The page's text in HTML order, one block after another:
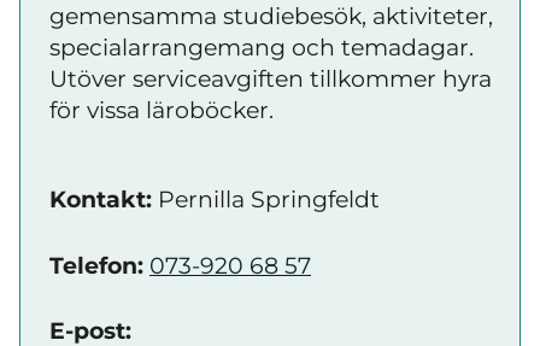
gemensamma studiebesök, aktiviteter,
specialarrangemang och temadagar.
Utöver serviceavgiften tillkommer hyra
för vissa läroböcker.
Kontakt: Pernilla Springfeldt
Telefon: 073-920 68 57
E-post: